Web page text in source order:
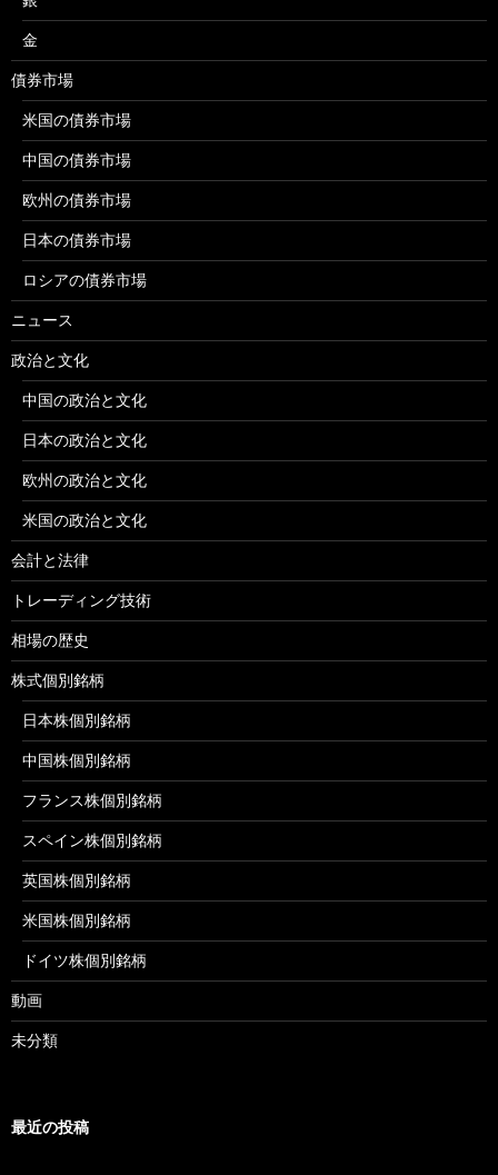
金
債券市場
米国の債券市場
中国の債券市場
欧州の債券市場
日本の債券市場
ロシアの債券市場
ニュース
政治と文化
中国の政治と文化
日本の政治と文化
欧州の政治と文化
米国の政治と文化
会計と法律
トレーディング技術
相場の歴史
株式個別銘柄
日本株個別銘柄
中国株個別銘柄
フランス株個別銘柄
スペイン株個別銘柄
英国株個別銘柄
米国株個別銘柄
ドイツ株個別銘柄
動画
未分類
最近の投稿